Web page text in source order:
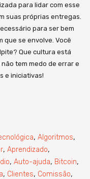
para lidar com esse
suas próprias entregas.
para ser bem
que se envolve. Você
Que cultura está
tem medo de errar e
e iniciativas!
, Algoritmos,
, Aprendizado,
, Auto-ajuda, Bitcoin,
, Clientes, Comissão,